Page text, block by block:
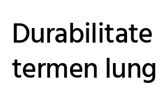
termen lung